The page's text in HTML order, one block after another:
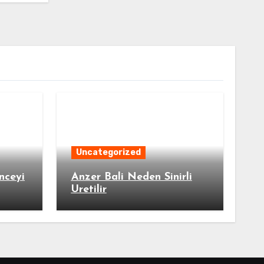
Uncategorized
Anzer Bali Neden Sinirli
Uretilir